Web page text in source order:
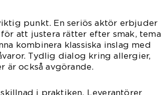
punkt. En seriös aktör erbjuder
att justera rätter efter smak, tema
kombinera klassiska inslag med
Tydlig dialog kring allergier,
är också avgörande.
i praktiken. Leverantörer